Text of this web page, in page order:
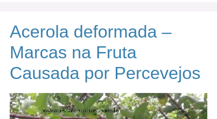
Acerola deformada –
Marcas na Fruta
Causada por Percevejos